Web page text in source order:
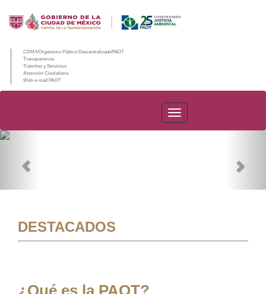
CDMX/Organismo Público Descentralizado/PAOT
Transparencia
Trámites y Servicios
Atención Ciudadana
Web e-mail PAOT
PAOT
DESTACADOS
¿Qué es la PAOT?